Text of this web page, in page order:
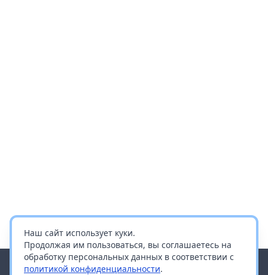
Наш сайт использует куки.
Продолжая им пользоваться, вы соглашаетесь на
обработку персональных данных в соответствии с
политикой конфиденциальности.